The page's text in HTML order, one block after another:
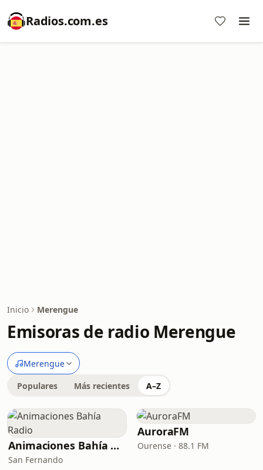
Radios.com.es
Inicio Merengue
Emisoras de radio Merengue
Merengue
Populares Más recientes A–Z
Animaciones Bahía Radio
San Fernando
AuroraFM
Ourense · 88.1 FM